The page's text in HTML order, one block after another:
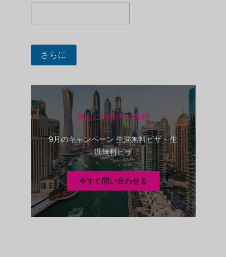
t
e
s
+
1
さらに
直ちに行動すべき時
9月のキャンペーン 生涯無料ビザ - 生
涯無料ビザ
今すぐ問い合わせる